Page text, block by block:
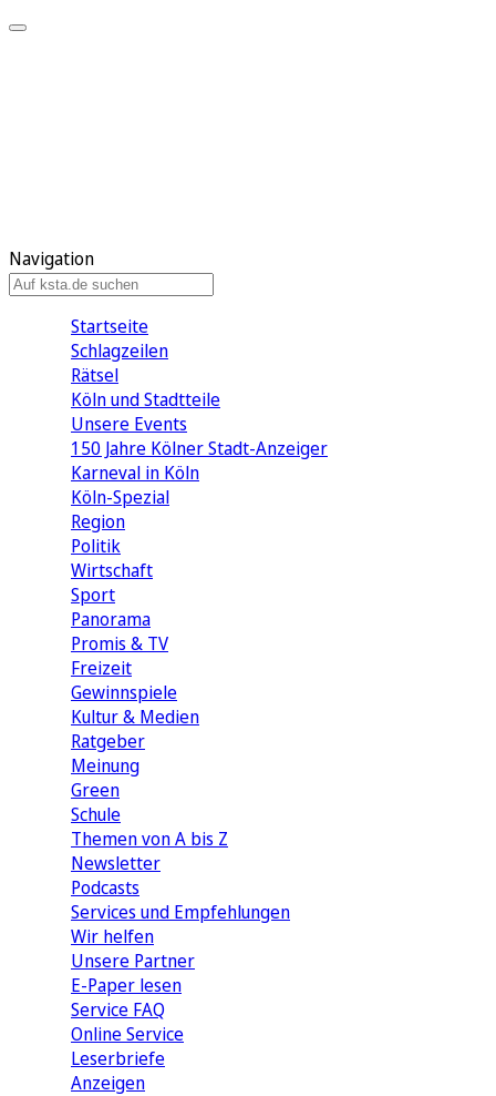
Navigation
Startseite
Schlagzeilen
Rätsel
Köln und Stadtteile
Unsere Events
150 Jahre Kölner Stadt-Anzeiger
Karneval in Köln
Köln-Spezial
Region
Politik
Wirtschaft
Sport
Panorama
Promis & TV
Freizeit
Gewinnspiele
Kultur & Medien
Ratgeber
Meinung
Green
Schule
Themen von A bis Z
Newsletter
Podcasts
Services und Empfehlungen
Wir helfen
Unsere Partner
E-Paper lesen
Service FAQ
Online Service
Leserbriefe
Anzeigen